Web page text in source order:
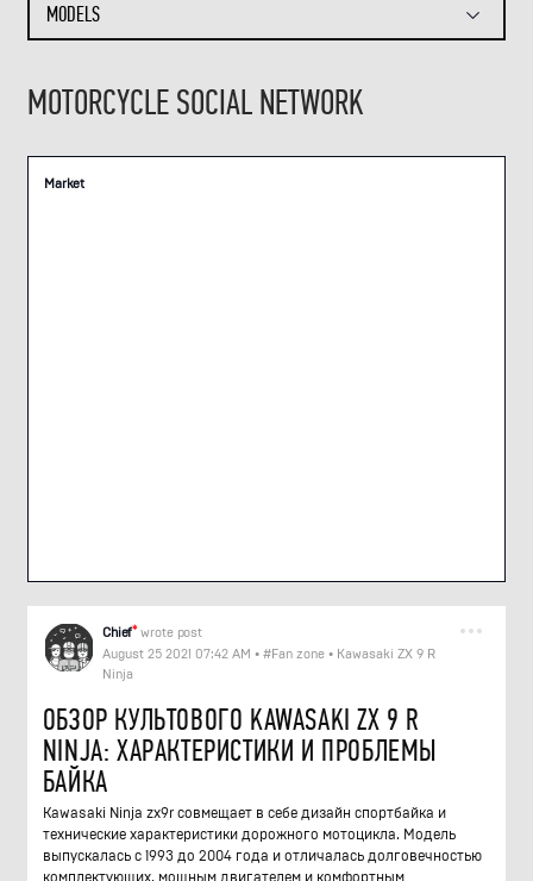
MODELS
MOTORCYCLE SOCIAL NETWORK
Market
Chief*wrote post
August 25 2021 07:42 AM • #Fan zone• Kawasaki ZX 9 R
Ninja
ОБЗОР КУЛЬТОВОГО KAWASAKI ZX 9 R
NINJA: ХАРАКТЕРИСТИКИ И ПРОБЛЕМЫ
БАЙКА
Kawasaki Ninja zx9r совмещает в себе дизайн спортбайка и
технические характеристики дорожного мотоцикла. Модель
выпускалась с 1993 до 2004 года и отличалась долговечностью
комплектующих, мощным двигателем и комфортным